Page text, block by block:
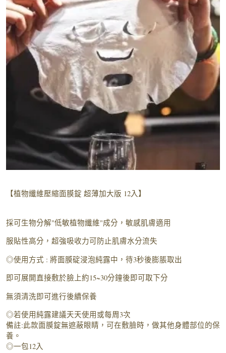
【植物纖維壓縮面膜錠 超薄加大版 12入】
採可生物分解"低敏植物纖維"成分，敏感肌膚適用
服貼性高分，超強吸收力可防止肌膚水分流失
◎使用方式 : 將面膜碇浸泡純露中，待3秒後膨脹取出
即可展開直接敷於臉上約15~30分鐘後即可取下分
無須清洗即可進行後續保養
◎若使用純露建議天天使用或每周3次
備註:此款面膜錠無遮蔽眼睛，可在敷臉時，做其他身體部位的保
養。
◎一包12入